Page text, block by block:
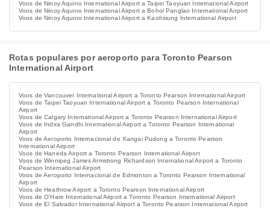
Voos de Ninoy Aquino International Airport a Taipei Taoyuan International Airport
Voos de Ninoy Aquino International Airport a Bohol Panglao International Airport
Voos de Ninoy Aquino International Airport a Kaohsiung International Airport
Rotas populares por aeroporto para Toronto Pearson
International Airport
Voos de Vancouver International Airport a Toronto Pearson International Airport
Voos de Taipei Taoyuan International Airport a Toronto Pearson International
Airport
Voos de Calgary International Airport a Toronto Pearson International Airport
Voos de Indira Gandhi International Airport a Toronto Pearson International
Airport
Voos de Aeroporto Internacional de Xangai Pudong a Toronto Pearson
International Airport
Voos de Haneda Airport a Toronto Pearson International Airport
Voos de Winnipeg James Armstrong Richardson International Airport a Toronto
Pearson International Airport
Voos de Aeroporto Internacional de Edmonton a Toronto Pearson International
Airport
Voos de Heathrow Airport a Toronto Pearson International Airport
Voos de O'Hare International Airport a Toronto Pearson International Airport
Voos de El Salvador International Airport a Toronto Pearson International Airport